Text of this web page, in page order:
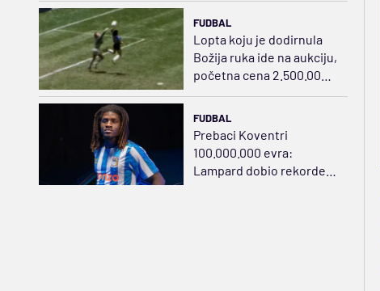
FUDBAL
Lopta koju je dodirnula
Božija ruka ide na aukciju,
početna cena 2.500.000
FUDBAL
Prebaci Koventri
100.000.000 evra:
Lampard dobio rekordera